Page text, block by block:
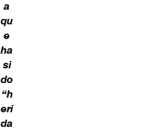
a
qu
e
ha
si
do
“h
eri
da